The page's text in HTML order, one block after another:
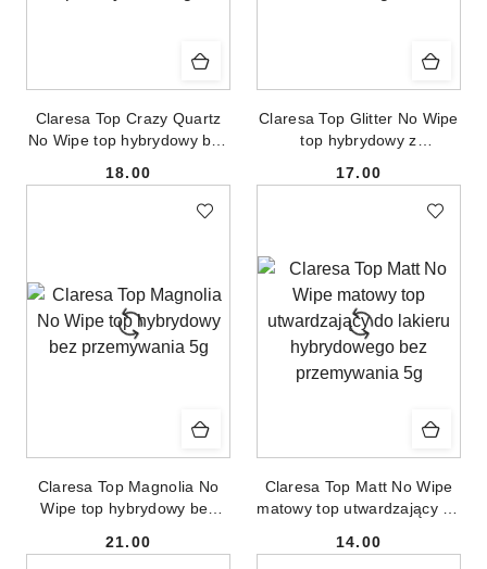
Claresa Top Crazy Quartz
No Wipe top hybrydowy bez
Cena:
18.00
Claresa Top Glitter No Wipe
top hybrydowy z
Blue 5g
Cena:
17.00
Claresa Top Magnolia No
Wipe top hybrydowy bez
Cena:
21.00
Claresa Top Matt No Wipe
matowy top utwardzający do
przemywania 5g
Cena:
14.00